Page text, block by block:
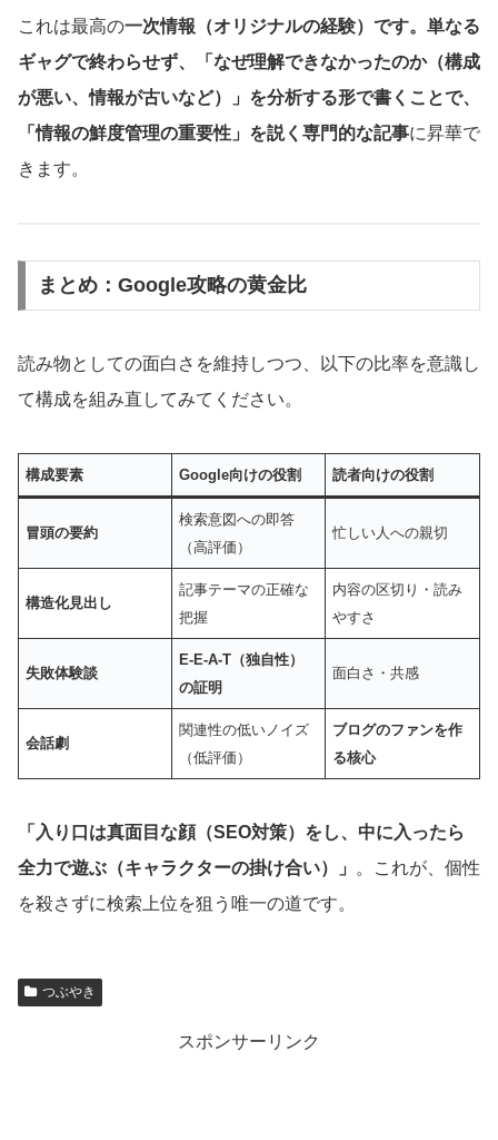
これは最高の一次情報（オリジナルの経験）です。単なる
ギャグで終わらせず、「なぜ理解できなかったのか（構成
が悪い、情報が古いなど）」を分析する形で書くことで、
「情報の鮮度管理の重要性」を説く専門的な記事に昇華で
きます。
まとめ：Google攻略の黄金比
読み物としての面白さを維持しつつ、以下の比率を意識し
て構成を組み直してみてください。
構成要素 Google向けの役割 読者向けの役割
冒頭の要約
検索意図への即答
（高評価）
忙しい人への親切
構造化見出し
記事テーマの正確な
把握
内容の区切り・読み
やすさ
失敗体験談
E-E-A-T（独自性）
の証明
面白さ・共感
会話劇
関連性の低いノイズ
（低評価）
ブログのファンを作
る核心
「入り口は真面目な顔（SEO対策）をし、中に入ったら
全力で遊ぶ（キャラクターの掛け合い）」 。これが、個性
を殺さずに検索上位を狙う唯一の道です。
つぶやき
スポンサーリンク